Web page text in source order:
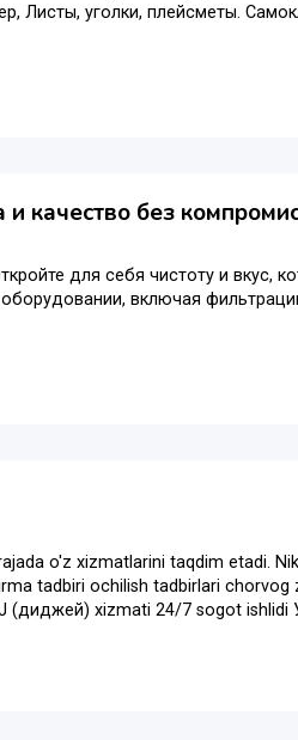
Листы, уголки, плейсметы.
качество без
для себя чистоту и вкус,
включая
o'z xizmatlarini taqdim etadi.
tadbiri ochilish tadbirlari
(диджей) xizmati 24/7 sogot